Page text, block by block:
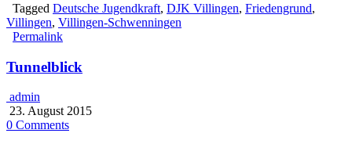
Tagged Deutsche Jugendkraft, DJK Villingen, Friedengrund,
Villingen, Villingen-Schwenningen
Permalink
Tunnelblick
admin
23. August 2015
0 Comments